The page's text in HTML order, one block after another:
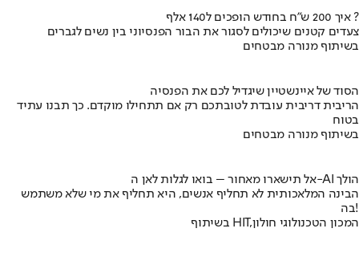
איך 200 ש"ח בחודש הופכים ל140 אלף ?
צעדים קטנים שיכולים לסגור את הבור הפנסיוני בין נשים לגברים
בשיתוף מנורה מבטחים
הסוד של איינשטיין שיגדיל לכם את הפנסיה
הריבית דריבית עובדת לטובתכם רק אם תתחילו מוקדם. כך תבנו עתיד
בטוח
בשיתוף מנורה מבטחים
אל תישארו מאחור – בואו לגלות לאן ה-AI הולך
הבינה המלאכותית לא תחליף אנשים, היא תחליף את מי שלא משתמש
בה!
בשיתוף HIT,המכון הטכנולוגי חולון